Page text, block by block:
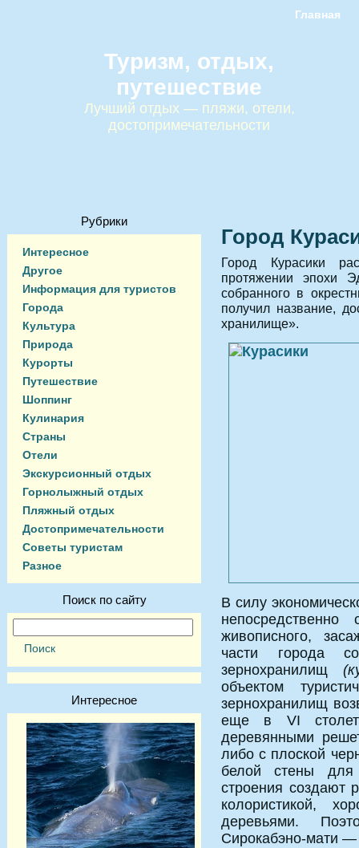
Главная
Туризм, отдых,
путешествие
Лучший отдых — пляжи, отели,
достопримечательности
Рубрики
Интересное
Другое
Информация для туристов
Города
Культура
Природа
Курорты
Путешествие
Шоппинг
Кулинария
Страны
Отели
Экскурсионный отдых
Горнолыжный отдых
Пляжный отдых
Достопримечательности
Советы туристам
Разное
Поиск по сайту
Интересное
Город
Город Курасики
протяжении эпохи
собранного в
получил название,
хранилище».
В силу
живописного,
части города
зернохранилищ
объектом
зернохранилищ
еще в VI
деревянными
либо с плоской
белой стены для
строения создают
колористикой,
деревьями.
Сирокабэно-мати